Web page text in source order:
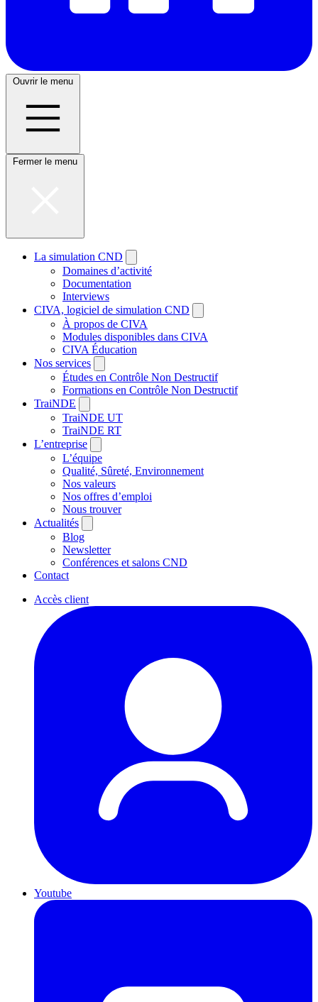
Ouvrir le menu
Fermer le menu
La simulation CND
Domaines d’activité
Documentation
Interviews
CIVA, logiciel de simulation CND
À propos de CIVA
Modules disponibles dans CIVA
CIVA Éducation
Nos services
Études en Contrôle Non Destructif
Formations en Contrôle Non Destructif
TraiNDE
TraiNDE UT
TraiNDE RT
L’entreprise
L’équipe
Qualité, Sûreté, Environnement
Nos valeurs
Nos offres d’emploi
Nous trouver
Actualités
Blog
Newsletter
Conférences et salons CND
Contact
Accès client
Youtube